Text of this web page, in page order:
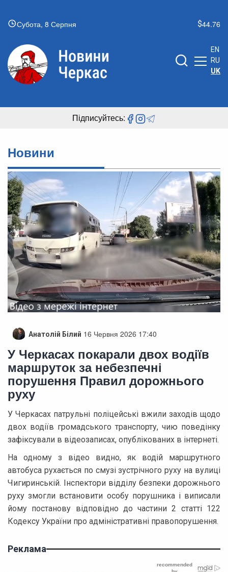
Субота, 8 Серпня 44.76
EN
RU
UK
Підписуйтесь:
Новини
Анатолій Білий 16 Червня 2026 17:40
У Черкасах покарали двох водіїв
маршруток за небезпечні
порушення Правил дорожнього
руху
У Черкасах патрульні поліцейські вжили заходів щодо
двох водіїв громадського транспорту, чию поведінку
зафіксували в відеозаписах, опублікованих в інтернеті.
На одному з відео видно, як водій маршрутного
автобуса рухається по смузі зустрічного руху на вулиці
Чигиринській. Інспектори відділу безпеки дорожнього
руху змогли встановити особу порушника і виписали
йому постанову відповідно до частини 2 статті 122
Кодексу України про адміністративні правопорушення.
Реклама